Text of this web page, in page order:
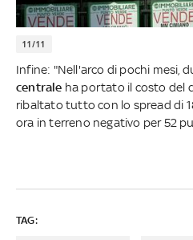
11/11
Infine: "Nell'arco di pochi mesi,
centrale ha portato il costo del
ribaltato tutto con lo spread di
ora in terreno negativo per 52
TAG: